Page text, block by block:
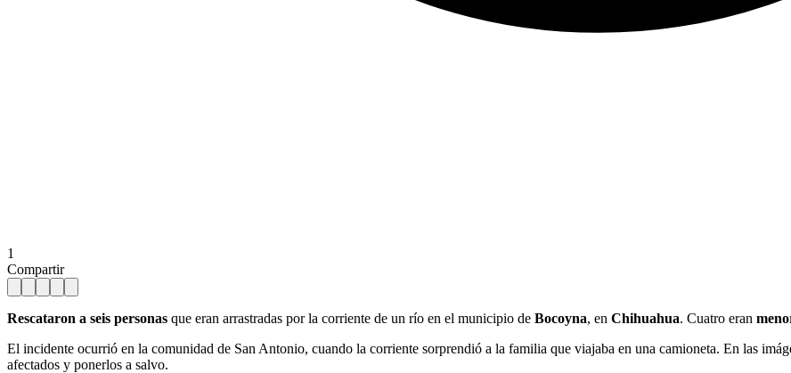
1
Compartir
Rescataron a seis personas que eran arrastradas por la corriente de un río en el municipio de Bocoyna, en Chihuahua. Cuatro eran
El incidente ocurrió en la comunidad de San Antonio, cuando la corriente sorprendió a la familia que viajaba en una camioneta. En las
afectados y ponerlos a salvo.